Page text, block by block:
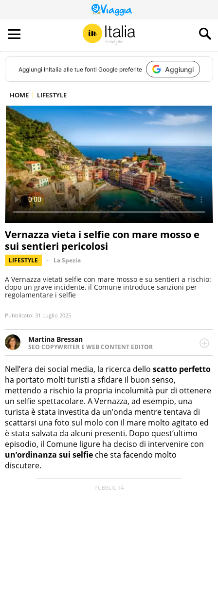
QUESTO
SITO
CONTRIBUISCE
ALL’AUDIENCE
DI
Aggiungi InItalia alle tue fonti Google preferite Aggiungi
HOME LIFESTYLE
Vernazza vieta i selfie con mare mosso e
sui sentieri pericolosi
LIFESTYLE La Spezia
A Vernazza vietati selfie con mare mosso e su sentieri a rischio:
dopo un grave incidente, il Comune introduce sanzioni per
regolamentare i selfie
Pubblicato: 31 Luglio 2025
Martina Bressan
SEO COPYWRITER E WEB CONTENT EDITOR
Appassionata di viaggi, di trail running e di yoga, ama
scoprire nuovi posti e nuove culture. Curiosa,
determinata e intraprendente adora leggere ma
soprattutto scrivere.
Nell’era dei social media, la ricerca dello scatto perfetto
ha portato molti turisti a sfidare il buon senso,
mettendo a rischio la propria incolumità pur di ottenere
un selfie spettacolare. A Vernazza, ad esempio, una
turista è stata investita da un’onda mentre tentava di
scattarsi una foto sul molo con il mare molto agitato ed
è stata salvata da alcuni presenti. Dopo quest’ultimo
episodio, il Comune ligure ha deciso di intervenire con
un’ordinanza sui selfie che sta facendo molto
discutere.